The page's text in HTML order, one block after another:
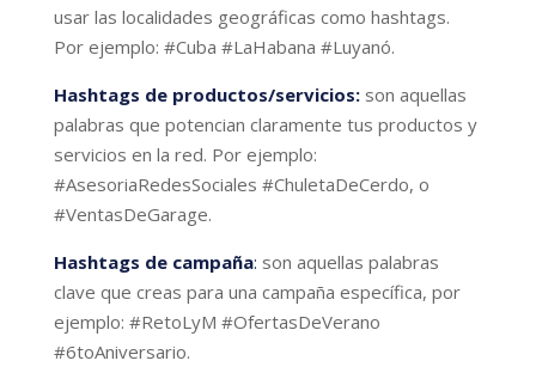
usar las localidades geográficas como hashtags.
Por ejemplo: #Cuba #LaHabana #Luyanó.
Hashtags de productos/servicios: son aquellas
palabras que potencian claramente tus productos y
servicios en la red. Por ejemplo:
#AsesoriaRedesSociales #ChuletaDeCerdo, o
#VentasDeGarage.
Hashtags de campaña: son aquellas palabras
clave que creas para una campaña específica, por
ejemplo: #RetoLyM #OfertasDeVerano
#6toAniversario.